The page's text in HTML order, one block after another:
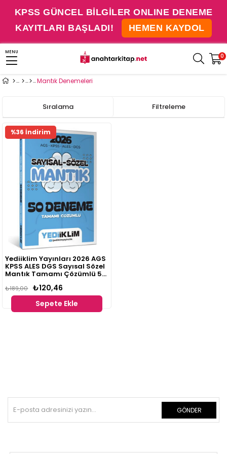
KPSS GÜNCEL BİLGİLER ONLINE DENEME
KAYITLARI BAŞLADI!
HEMEN KAYDOL
MENU 0
Mantık Denemeleri
Filtreleme
Sıralama
Yediiklim Yayınları 2026 AGS
KPSS ALES DGS Sayısal Sözel
Mantık Tamamı Çözümlü 50
₺120,46
₺189,00
Sepete Ekle
%36 İndirim
Fırsat
Ürünü
GÖNDER